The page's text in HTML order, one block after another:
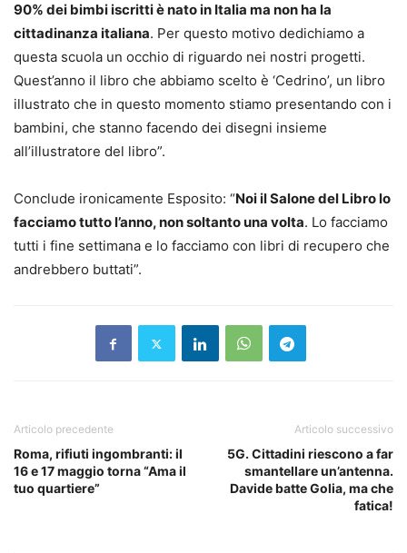
90% dei bimbi iscritti è nato in Italia ma non ha la
cittadinanza italiana. Per questo motivo dedichiamo a
questa scuola un occhio di riguardo nei nostri progetti.
Quest’anno il libro che abbiamo scelto è ‘Cedrino’, un libro
illustrato che in questo momento stiamo presentando con i
bambini, che stanno facendo dei disegni insieme
all’illustratore del libro”.
Conclude ironicamente Esposito: “Noi il Salone del Libro lo
facciamo tutto l’anno, non soltanto una volta. Lo facciamo
tutti i fine settimana e lo facciamo con libri di recupero che
andrebbero buttati”.
Articolo precedente
Roma, rifiuti ingombranti: il
16 e 17 maggio torna “Ama il
tuo quartiere”
Articolo successivo
5G. Cittadini riescono a far
smantellare un’antenna.
Davide batte Golia, ma che
fatica!